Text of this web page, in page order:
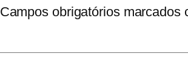
Campos obrigatórios marcados